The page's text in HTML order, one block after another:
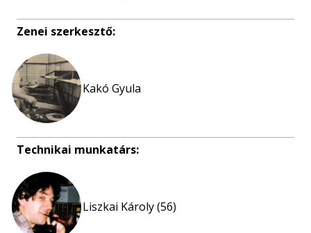
Zenei szerkesztő:
Kakó Gyula
Technikai munkatárs:
Liszkai Károly (56)